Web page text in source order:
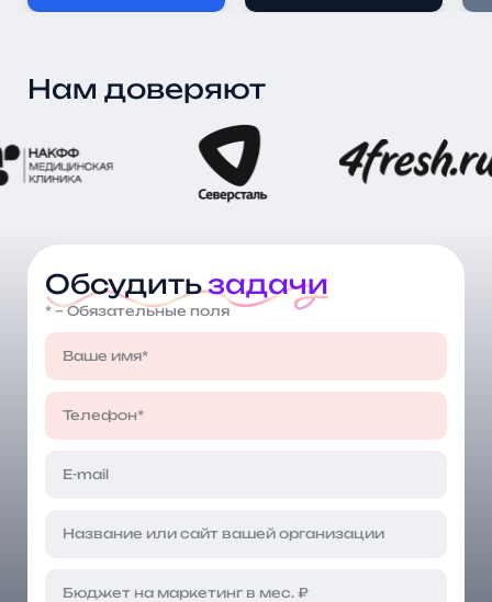
Нам доверяют
Обсудитьзадачи
* – Обязательные поля